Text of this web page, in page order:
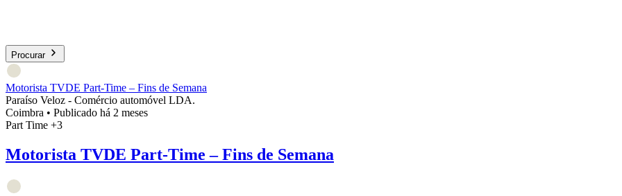
Procurar
Motorista TVDE Part-Time – Fins de Semana
Paraíso Veloz - Comércio automóvel LDA.
Coimbra • Publicado há 2 meses
Part Time +3
Motorista TVDE Part-Time – Fins de Semana